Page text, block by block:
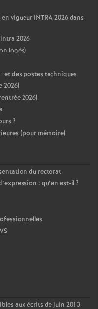
vigueur INTRA 2026 dans
2026
logés)
et des postes techniques
2026)
2026)
?
(pour mémoire)
du rectorat
: qu’en est-il?
aux écrits de juin 2013